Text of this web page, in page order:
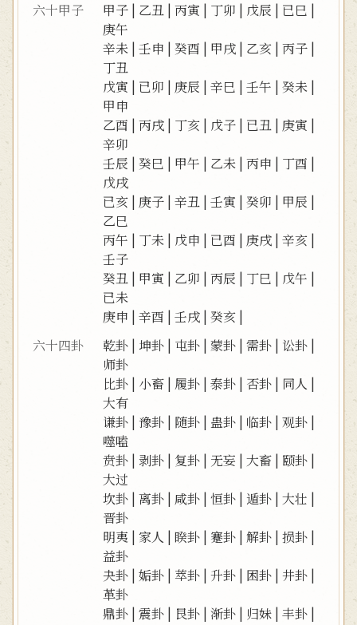
六十甲子 甲子 | 乙丑 |丙寅 | 丁卯 | 戊辰 | 已巳 |
庚午
辛未 |壬申 |癸酉 | 甲戌 | 乙亥 |丙子 |
丁丑
戊寅 | 已卯 | 庚辰 |辛巳 |壬午 |癸未 |
甲申
乙酉 |丙戌 | 丁亥 | 戊子 | 已丑 | 庚寅 |
辛卯
壬辰 |癸巳 | 甲午 | 乙未 |丙申 | 丁酉 |
戊戌
已亥 | 庚子 |辛丑 |壬寅 |癸卯 | 甲辰 |
乙巳
丙午 | 丁未 | 戊申 | 已酉 | 庚戌 |辛亥 |
壬子
癸丑 | 甲寅 | 乙卯 |丙辰 | 丁巳 | 戊午 |
已未
庚申 |辛酉 |壬戌 |癸亥 |
六十四卦
乾卦 | 坤卦 | 屯卦 |蒙卦 |需卦 | 讼卦 |
师卦
比卦 | 小畜 | 履卦 |泰卦 | 否卦 | 同人 |
大有
谦卦 |豫卦 | 随卦 | 蛊卦 | 临卦 |观卦 |
噬嗑
贲卦 | 剥卦 | 复卦 | 无妄 |大畜 | 颐卦 |
大过
坎卦 |离卦 | 咸卦 |恒卦 |遁卦 |大壮 |
晋卦
明夷 |家人 |睽卦 | 蹇卦 |解卦 |损卦 |
益卦
夬卦 |姤卦 | 萃卦 |升卦 | 困卦 |井卦 |
革卦
鼎卦 |震卦 | 艮卦 |渐卦 | 归妹 |丰卦 |